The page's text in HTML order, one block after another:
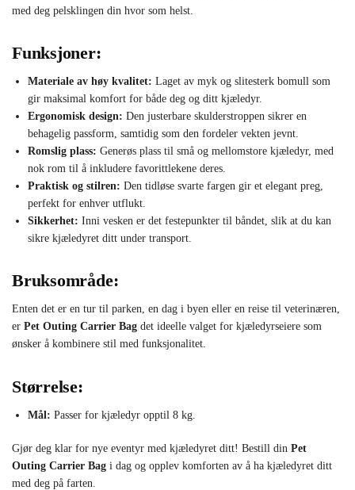
med deg pelsklingen din hvor som helst.
Funksjoner:
Materiale av høy kvalitet: Laget av myk og slitesterk bomull som
gir maksimal komfort for både deg og ditt kjæledyr.
Ergonomisk design: Den justerbare skulderstroppen sikrer en
behagelig passform, samtidig som den fordeler vekten jevnt.
Romslig plass: Generøs plass til små og mellomstore kjæledyr, med
nok rom til å inkludere favorittlekene deres.
Praktisk og stilren: Den tidløse svarte fargen gir et elegant preg,
perfekt for enhver utflukt.
Sikkerhet: Inni vesken er det festepunkter til båndet, slik at du kan
sikre kjæledyret ditt under transport.
Bruksområde:
Enten det er en tur til parken, en dag i byen eller en reise til veterinæren,
er Pet Outing Carrier Bag det ideelle valget for kjæledyrseiere som
ønsker å kombinere stil med funksjonalitet.
Størrelse:
Mål: Passer for kjæledyr opptil 8 kg.
Gjør deg klar for nye eventyr med kjæledyret ditt! Bestill din Pet
Outing Carrier Bag i dag og opplev komforten av å ha kjæledyret ditt
med deg på farten.